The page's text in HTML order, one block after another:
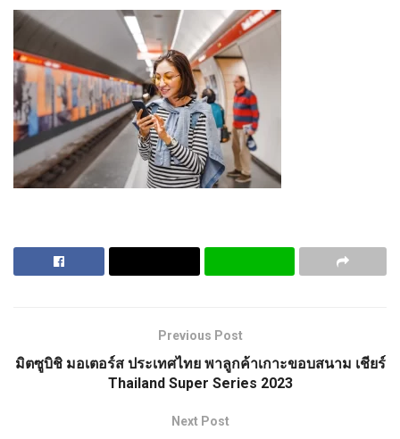
Previous Post
มิตซูบิชิ มอเตอร์ส ประเทศไทย พาลูกค้าเกาะขอบสนาม เชียร์
Thailand Super Series 2023
Next Post